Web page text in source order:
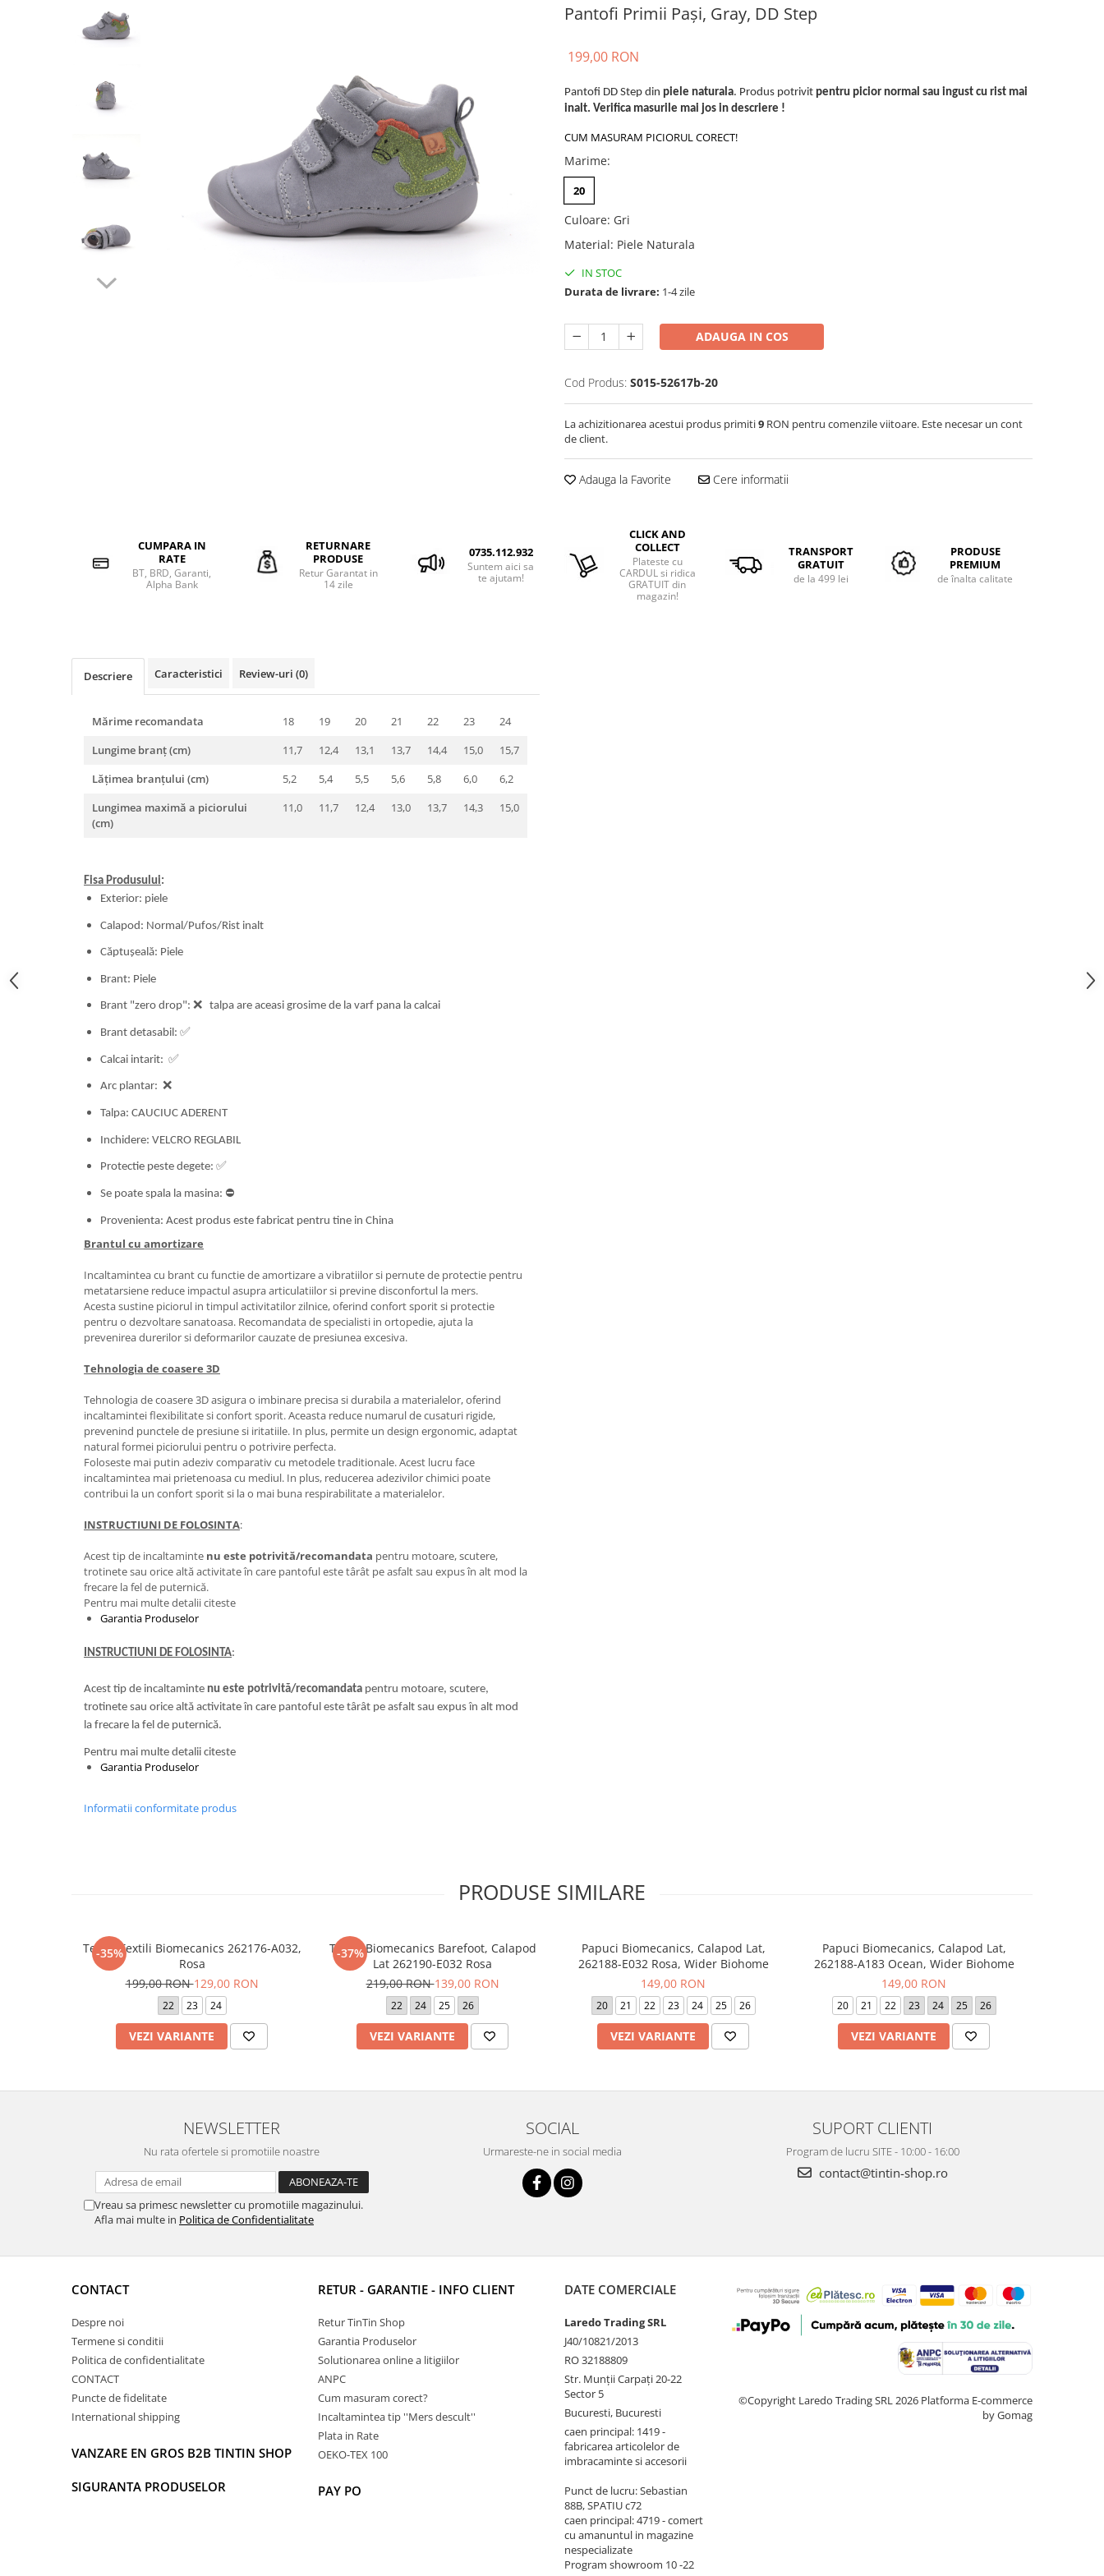
Pantofi Primii Pași, Gray, DD Step
199,00 RON
Pantofi DD Step din piele naturala. Produs potrivit pentru picior normal sau ingust cu rist mai
inalt. Verifica masurile mai jos in descriere !
CUM MASURAM PICIORUL CORECT!
Marime:
20
Culoare: Gri
Material: Piele Naturala
IN STOC
Durata de livrare: 1-4 zile
ADAUGA IN COS
Cod Produs: S015-52617b-20
La achizitionarea acestui produs primiti9 RON pentru comenzile viitoare. Este necesar un cont
de client.
Adauga la Favorite Cere informatii
CUMPARA IN
RATE
BT, BRD, Garanti,
Alpha Bank
RETURNARE
PRODUSE
Retur Garantat in
14 zile
0735.112.932
Suntem aici sa
te ajutam!
CLICK AND
COLLECT
Plateste cu
CARDUL si ridica
GRATUIT din
magazin!
TRANSPORT
GRATUIT
de la 499 lei
PRODUSE
PREMIUM
de înalta calitate
Descriere Caracteristici Review-uri (0)
Mărime recomandata 18 19 20 21 22 23
24
Lungime branț (cm)
11,7 12,4 13,1 13,7 14,4 15,0
15,7
Lățimea branțului (cm)
5,2 5,4 5,5 5,6 5,8 6,0
6,2
Lungimea maximă a piciorului
(cm)
11,0 11,7 12,4 13,0 13,7 14,3 15,0
Fisa Produsului:
Exterior: piele
Calapod: Normal/Pufos/Rist inalt
Căptușeală: Piele
Brant: Piele
Brant "zero drop": ❌ talpa are aceasi grosime de la varf pana la calcai
Brant detasabil: ✅
Calcai intarit: ✅
Arc plantar: ❌
Talpa: CAUCIUC ADERENT
Inchidere: VELCRO REGLABIL
Protectie peste degete: ✅
Se poate spala la masina: ⛔
Provenienta: Acest produs este fabricat pentru tine in China
Brantul cu amortizare
Incaltamintea cu brant cu functie de amortizare a vibratiilor si pernute de protectie pentru
metatarsiene reduce impactul asupra articulatiilor si previne disconfortul la mers.
Acesta sustine piciorul in timpul activitatilor zilnice, oferind confort sporit si protectie
pentru o dezvoltare sanatoasa. Recomandata de specialisti in ortopedie, ajuta la
prevenirea durerilor si deformarilor cauzate de presiunea excesiva.
Tehnologia de coasere 3D
Tehnologia de coasere 3D asigura o imbinare precisa si durabila a materialelor, oferind
incaltamintei flexibilitate si confort sporit. Aceasta reduce numarul de cusaturi rigide,
prevenind punctele de presiune si iritatiile. In plus, permite un design ergonomic, adaptat
natural formei piciorului pentru o potrivire perfecta.
Foloseste mai putin adeziv comparativ cu metodele traditionale. Acest lucru face
incaltamintea mai prietenoasa cu mediul. In plus, reducerea adezivilor chimici poate
contribui la un confort sporit si la o mai buna respirabilitate a materialelor.
INSTRUCTIUNI DE FOLOSINTA:
Acest tip de incaltaminte nu este potrivită/recomandata pentru motoare, scutere,
trotinete sau orice altă activitate în care pantoful este târât pe asfalt sau expus în alt mod la
frecare la fel de puternică.
Pentru mai multe detalii citeste
Garantia Produselor
INSTRUCTIUNI DE FOLOSINTA:
Acest tip de incaltaminte nu este potrivită/recomandata pentru motoare, scutere,
trotinete sau orice altă activitate în care pantoful este târât pe asfalt sau expus în alt mod
la frecare la fel de puternică.
Pentru mai multe detalii citeste
Garantia Produselor
Informatii conformitate produs
PRODUSE SIMILARE
-35%
Tenisi Textili Biomecanics 262176-A032,
Rosa
199,00 RON129,00 RON
22 23 24
VEZI VARIANTE
-37%
Tenisi Biomecanics Barefoot, Calapod
Lat 262190-E032 Rosa
219,00 RON139,00 RON
22 24 25 26
VEZI VARIANTE
Papuci Biomecanics, Calapod Lat,
262188-E032 Rosa, Wider Biohome
149,00 RON
20 21 22 23 24 25 26
VEZI VARIANTE
Papuci Biomecanics, Calapod Lat,
262188-A183 Ocean, Wider Biohome
149,00 RON
20 21 22 23 24 25 26
VEZI VARIANTE
NEWSLETTER
Nu rata ofertele si promotiile noastre
Vreau sa primesc newsletter cu promotiile magazinului.
Afla mai multe in Politica de Confidentialitate
SOCIAL
Urmareste-ne in social media
SUPORT CLIENTI
Program de lucru SITE - 10:00 - 16:00
contact@tintin-shop.ro
CONTACT
Despre noi
Termene si conditii
Politica de confidentialitate
CONTACT
Puncte de fidelitate
International shipping
VANZARE EN GROS B2B TINTIN SHOP
SIGURANTA PRODUSELOR
RETUR - GARANTIE - INFO CLIENT
Retur TinTin Shop
Garantia Produselor
Solutionarea online a litigiilor
ANPC
Cum masuram corect?
Incaltamintea tip ''Mers descult''
Plata in Rate
OEKO-TEX 100
PAY PO
DATE COMERCIALE
Laredo Trading SRL
J40/10821/2013
RO 32188809
Str. Munții Carpați 20-22
Sector 5
Bucuresti, Bucuresti
caen principal: 1419 -
fabricarea articolelor de
imbracaminte si accesorii
Punct de lucru: Sebastian
88B, SPATIU c72
caen principal: 4719 - comert
cu amanuntul in magazine
nespecializate
Program showroom 10 -22
©Copyright Laredo Trading SRL 2026 Platforma E-commerce
by Gomag